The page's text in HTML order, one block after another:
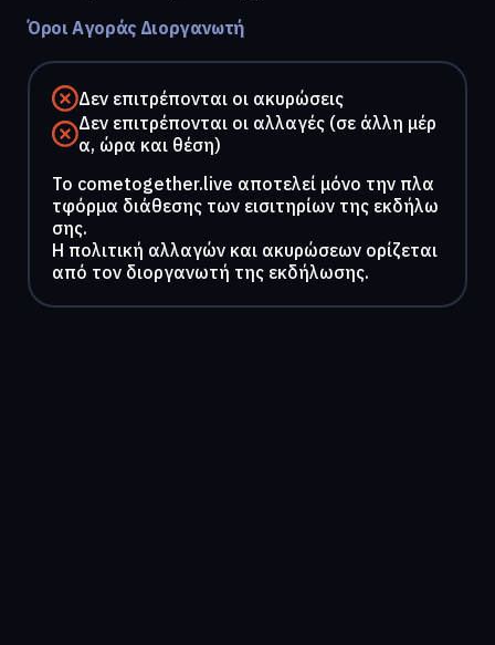
Όροι Αγοράς Διοργανωτή
Δεν επιτρέπονται οι ακυρώσεις
Δεν επιτρέπονται οι αλλαγές (σε άλλη μέρ
α, ώρα και θέση)
To cometogether.live αποτελεί μόνο την πλα
τφόρμα διάθεσης των εισιτηρίων της εκδήλω
σης.
Η πολιτική αλλαγών και ακυρώσεων ορίζεται
από τον διοργανωτή της εκδήλωσης.